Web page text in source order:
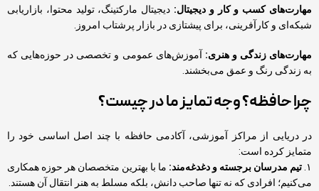
مهارت‌های کسب و کار و دیجیتال: دیجیتال مارکتینگ، تولید محتوا، بازاریابی
شبکه‌ای و کارآفرینی، برای پیشتازی در بازار پرشتاب امروز.
مهارت‌های زندگی و هنری: آموزش‌های عمومی و تخصصی در حوزه‌هایی که
به زندگی رنگ و عمق می‌بخشند.
چرا حافظه؟ وجه تمایز ما در چیست؟
در دریایی از مراکز آموزشی، آکادمی حافظه با چند اصل اساسی خود را
متمایز کرده است:
۱. تیم مدرسان برجسته و دغدغه‌مند: ما با بهترین متخصصان هر حوزه همکاری
می‌کنیم؛ افرادی که نه تنها صاحب دانش، بلکه مسلط به هنر انتقال آن هستند.